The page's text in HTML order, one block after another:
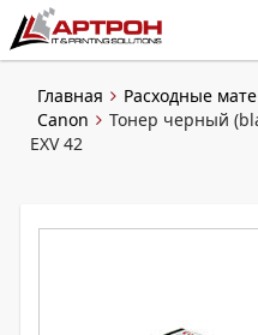
Главная Расходные
Canon
Тонер черный
EXV 42